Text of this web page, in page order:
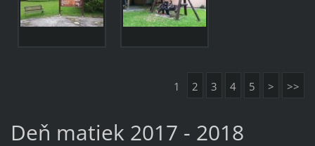
1 2 3 4 5 > >>
Deň matiek 2017 - 2018